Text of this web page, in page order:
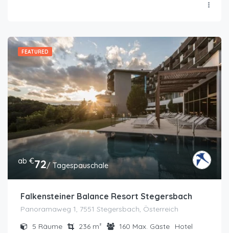
FEATURED
ab €72/ Tagespauschale
Falkensteiner Balance Resort Stegersbach
Panoramaweg 1, 7551 Stegersbach, Österreich
5 Räume 236 m² 160 Max. Gäste Hotel